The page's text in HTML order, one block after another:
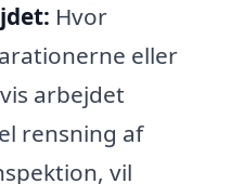
Hvor
eller
arbejdet
rensning af
vil